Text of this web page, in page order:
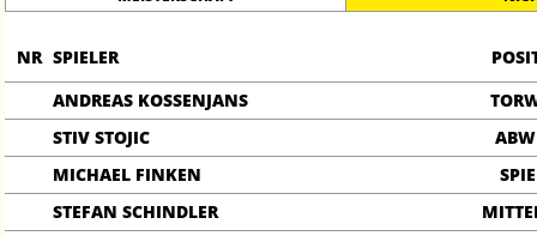
NR SPIELER
ANDREAS KOSSENJANS
STIV STOJIC
MICHAEL FINKEN
STEFAN SCHINDLER